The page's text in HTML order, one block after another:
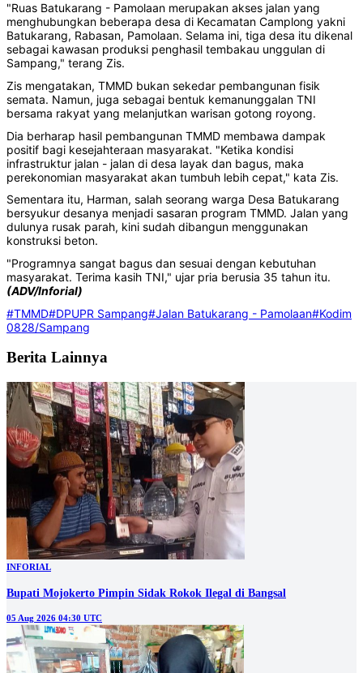
"Ruas Batukarang - Pamolaan merupakan akses jalan yang
menghubungkan beberapa desa di Kecamatan Camplong yakni
Batukarang, Rabasan, Pamolaan. Selama ini, tiga desa itu dikenal
sebagai kawasan produksi penghasil tembakau unggulan di
Sampang," terang Zis.
Zis mengatakan, TMMD bukan sekedar pembangunan fisik
semata. Namun, juga sebagai bentuk kemanunggalan TNI
bersama rakyat yang melanjutkan warisan gotong royong.
Dia berharap hasil pembangunan TMMD membawa dampak
positif bagi kesejahteraan masyarakat. "Ketika kondisi
infrastruktur jalan - jalan di desa layak dan bagus, maka
perekonomian masyarakat akan tumbuh lebih cepat," kata Zis.
Sementara itu, Harman, salah seorang warga Desa Batukarang
bersyukur desanya menjadi sasaran program TMMD. Jalan yang
dulunya rusak parah, kini sudah dibangun menggunakan
konstruksi beton.
"Programnya sangat bagus dan sesuai dengan kebutuhan
masyarakat. Terima kasih TNI," ujar pria berusia 35 tahun itu.
(ADV/Inforial)
#TMMD#DPUPR Sampang#Jalan Batukarang - Pamolaan#Kodim
0828/Sampang
Berita Lainnya
INFORIAL
Bupati Mojokerto Pimpin Sidak Rokok Ilegal di Bangsal
05 Aug 2026 04:30 UTC